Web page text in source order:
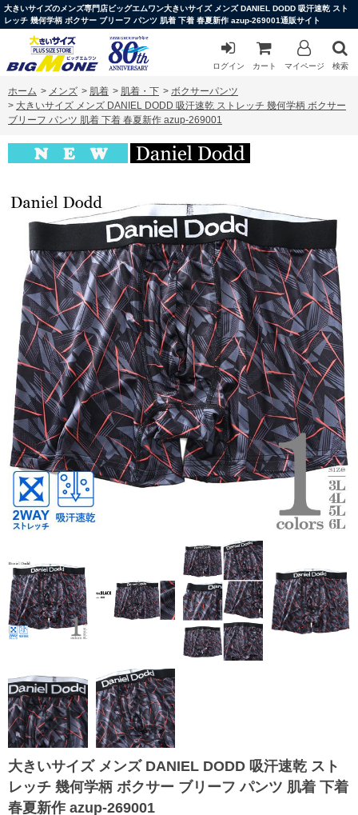
大きいサイズのメンズ専門店ビッグエムワン大きいサイズ メンズ DANIEL DODD 吸汗速乾 スト
レッチ 幾何学柄 ボクサー ブリーフ パンツ 肌着 下着 春夏新作 azup-269001通販サイト
ログイン カート マイページ 検索
ホーム > メンズ > 肌着 > 肌着・下 > ボクサーパンツ
> 大きいサイズ メンズ DANIEL DODD 吸汗速乾 ストレッチ 幾何学柄 ボクサー
ブリーフ パンツ 肌着 下着 春夏新作 azup-269001
大きいサイズ メンズ DANIEL DODD 吸汗速乾 スト
レッチ 幾何学柄 ボクサー ブリーフ パンツ 肌着 下着
春夏新作 azup-269001